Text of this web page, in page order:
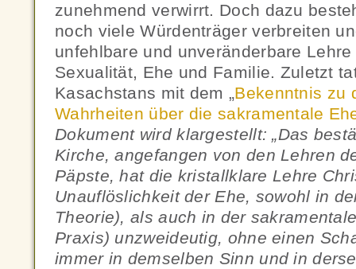
zunehmend verwirrt. Doch dazu
noch viele Würdenträger verbreiten
unfehlbare und unveränderbare
Sexualität, Ehe und Familie. Zuletzt
Kasachstans mit dem „Bekenntnis zu
Wahrheiten über die sakramentale
Dokument wird klargestellt: „Das
Kirche, angefangen von den Lehren
Päpste, hat die kristallklare Lehre
Unauflöslichkeit der Ehe, sowohl in
Theorie), als auch in der
Praxis) unzweideutig, ohne einen
immer in demselben Sinn und in